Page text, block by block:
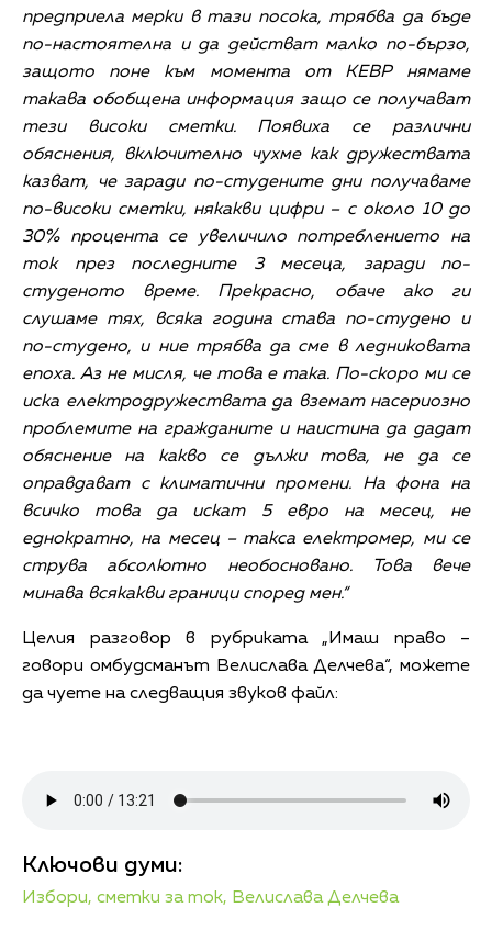
предприела мерки в тази посока, трябва да бъде
по-настоятелна и да действат малко по-бързо,
защото поне към момента от КЕВР нямаме
такава обобщена информация защо се получават
тези високи сметки. Появиха се различни
обяснения, включително чухме как дружествата
казват, че заради по-студените дни получаваме
по-високи сметки, някакви цифри – с около 10 до
30% процента се увеличило потреблението на
ток през последните 3 месеца, заради по-
студеното време. Прекрасно, обаче ако ги
слушаме тях, всяка година става по-студено и
по-студено, и ние трябва да сме в ледниковата
епоха. Аз не мисля, че това е така. По-скоро ми се
иска електродружествата да вземат насериозно
проблемите на гражданите и наистина да дадат
обяснение на какво се дължи това, не да се
оправдават с климатични промени. На фона на
всичко това да искат 5 евро на месец, не
еднократно, на месец – такса електромер, ми се
струва абсолютно необосновано. Това вече
минава всякакви граници според мен.“
Целия разговор в рубриката „Имаш право –
говори омбудсманът Велислава Делчева“, можете
да чуете на следващия звуков файл:
Ключови думи:
Избори, сметки за ток, Велислава Делчева